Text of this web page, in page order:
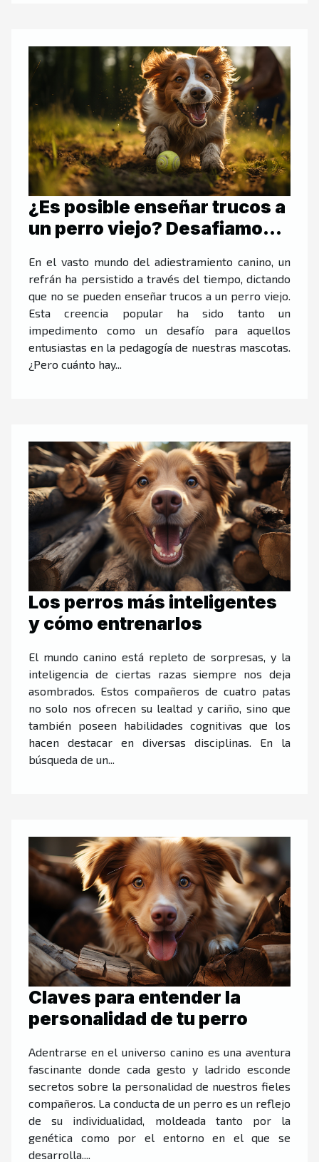
¿Es posible enseñar trucos a
un perro viejo? Desafiamos
En el vasto mundo del adiestramiento canino, un
refrán ha persistido a través del tiempo, dictando
que no se pueden enseñar trucos a un perro viejo.
Esta creencia popular ha sido tanto un
impedimento como un desafío para aquellos
entusiastas en la pedagogía de nuestras mascotas.
¿Pero cuánto hay...
Los perros más inteligentes
y cómo entrenarlos
El mundo canino está repleto de sorpresas, y la
inteligencia de ciertas razas siempre nos deja
asombrados. Estos compañeros de cuatro patas
no solo nos ofrecen su lealtad y cariño, sino que
también poseen habilidades cognitivas que los
hacen destacar en diversas disciplinas. En la
búsqueda de un...
Claves para entender la
personalidad de tu perro
Adentrarse en el universo canino es una aventura
fascinante donde cada gesto y ladrido esconde
secretos sobre la personalidad de nuestros fieles
compañeros. La conducta de un perro es un reflejo
de su individualidad, moldeada tanto por la
genética como por el entorno en el que se
desarrolla....